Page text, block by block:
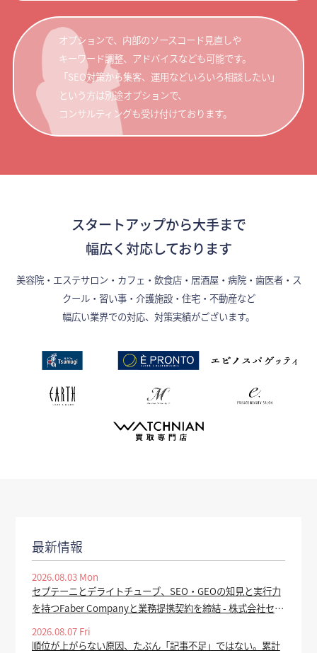
オプションで、内部のソースコード見直しや
キーワード調整、アドバイスなども可能です。
「SEO対策から集客、運用などいろいろ相談したい」
という方は別途オプションで、
コンサルティングも受け付けております。
スタートアップから大手まで
幅広く対応しております
美容院・エステサロン・カフェ・飲食店・居酒屋・病院・歯医者・ス
クール・習い事・介護施設・住宅・不動産など
幅広い業界での対応、対策実績がございます。
最新情報
2026.08.03 Mon
セプテーニとデライトチューブ、SEO・GEOの知見と実行力
を持つFaber Companyと業務提携契約を締結 - 株式会社セプ
テーニ・ホールディングス
2026.08.07 Fri
順位が上がらない原因、たぶん「記事不足」ではない。累計